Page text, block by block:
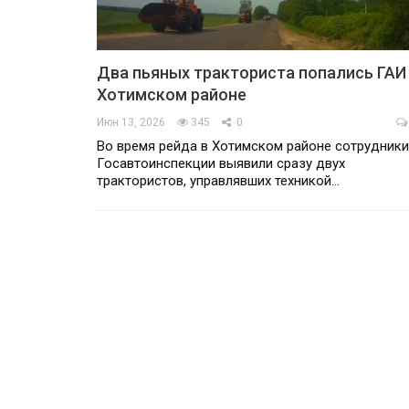
Два пьяных тракториста попались ГАИ
Хотимском районе
Июн 13, 2026 345 0
Во время рейда в Хотимском районе сотрудники
Госавтоинспекции выявили сразу двух
трактористов, управлявших техникой…